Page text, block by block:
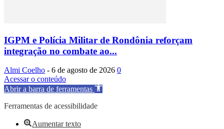
IGPM e Polícia Militar de Rondônia reforçam
integração no combate ao...
Almi Coelho - 6 de agosto de 2026 0
Acessar o conteúdo
Abrir a barra de ferramentas
Ferramentas de acessibilidade
Aumentar texto